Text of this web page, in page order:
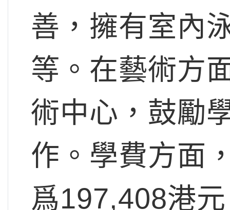
善，擁有室內
等。在藝術方
術中心，鼓勵
作。學費方面
爲197,408港